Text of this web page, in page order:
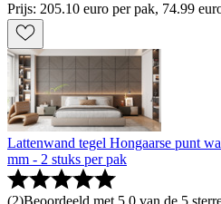
Prijs: 205.10 euro per pak, 74.99
Lattenwand tegel Hongaarse punt
mm - 2 stuks per pak